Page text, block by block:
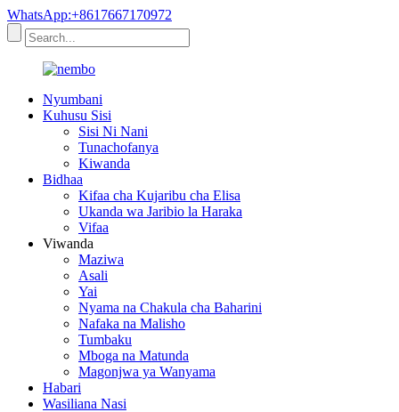
WhatsApp:+8617667170972
Nyumbani
Kuhusu Sisi
Sisi Ni Nani
Tunachofanya
Kiwanda
Bidhaa
Kifaa cha Kujaribu cha Elisa
Ukanda wa Jaribio la Haraka
Vifaa
Viwanda
Maziwa
Asali
Yai
Nyama na Chakula cha Baharini
Nafaka na Malisho
Tumbaku
Mboga na Matunda
Magonjwa ya Wanyama
Habari
Wasiliana Nasi